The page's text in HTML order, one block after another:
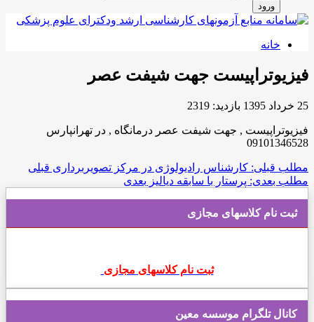
ورود
خانه
فیزیوتراپیست جهت شیفت عصر
25 خرداد 1395 بازدید: 2319
فیزیوتراپیست , جهت شیفت عصر درمانگاه , در تهرانپارس
09101346528
مطلب قبلی: کارشناس رادیولوژی در مرکز تصویربرداری قبلی
مطلب بعدی: پرستار با سابقه دیالیز بعدی
ثبت نام کلاسهای مجازی
ثبت نام کلاسهای مجازی
کانال تلگرام موسسه معین